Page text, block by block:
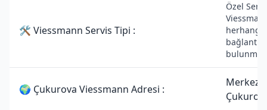
🛠 Viessmann Servis Tipi :
Özel
herhangi
bağlantısı
🌍 Çukurova Viessmann Adresi :
Merkez,